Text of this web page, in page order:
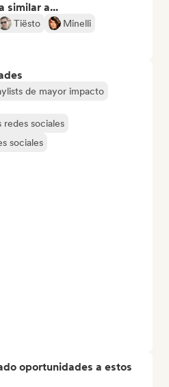
similar a...
Tiësto
Minelli
de mayor impacto
redes sociales
sociales
oportunidades a estos